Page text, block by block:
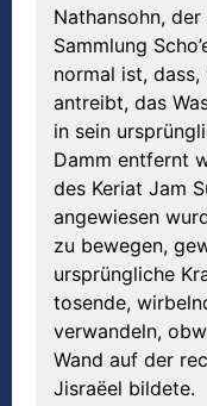
Nathansohn,
Sammlung
normal ist, dass,
antreibt, das
in sein
Damm entfernt
des Keriat Jam
angewiesen
zu bewegen,
ursprüngliche
tosende,
verwandeln,
Wand auf der
Jisraëel bildete.